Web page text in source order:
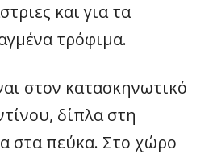
και για τα
τρόφιμα.
στον κατασκηνωτικό
δίπλα στη
στα πεύκα. Στο χώρο